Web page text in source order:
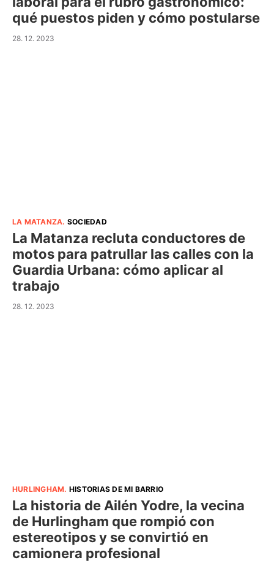
qué puestos piden y cómo postularse
28. 12. 2023
LA MATANZA. SOCIEDAD
La Matanza recluta conductores de
motos para patrullar las calles con la
Guardia Urbana: cómo aplicar al
trabajo
28. 12. 2023
HURLINGHAM. HISTORIAS DE MI BARRIO
La historia de Ailén Yodre, la vecina
de Hurlingham que rompió con
estereotipos y se convirtió en
camionera profesional